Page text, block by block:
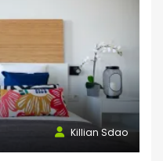
Killian Sdao